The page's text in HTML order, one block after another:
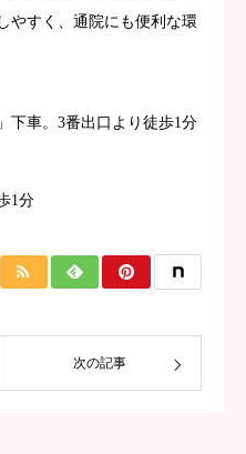
やすく、通院にも便利な環
下車。3番出口より徒歩1分
1分
次の記事